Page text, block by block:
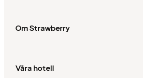
Om Strawberry
Våra hotell